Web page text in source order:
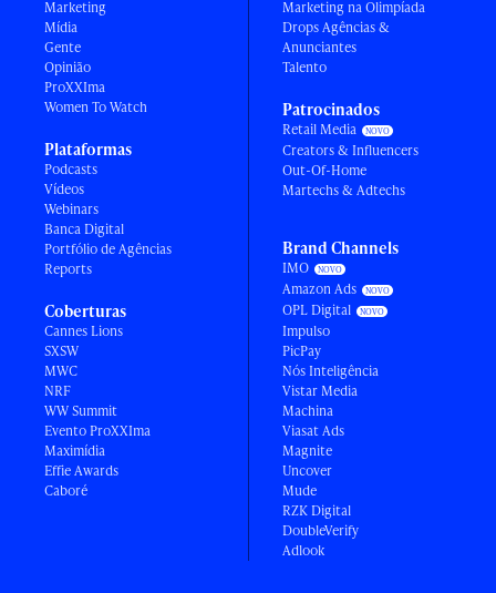
Marketing
Mídia
Gente
Opinião
ProXXIma
Women To Watch
Plataformas
Podcasts
Vídeos
Webinars
Banca Digital
Portfólio de Agências
Reports
Coberturas
Cannes Lions
SXSW
MWC
NRF
WW Summit
Evento ProXXIma
Maximídia
Effie Awards
Caboré
Marketing na Olimpíada
Drops Agências &
Anunciantes
Talento
Patrocinados
Retail Media
Creators & Influencers
Out-Of-Home
Martechs & Adtechs
Brand Channels
IMO
Amazon Ads
OPL Digital
Impulso
PicPay
Nós Inteligência
Vistar Media
Machina
Viasat Ads
Magnite
Uncover
Mude
RZK Digital
DoubleVerify
Adlook